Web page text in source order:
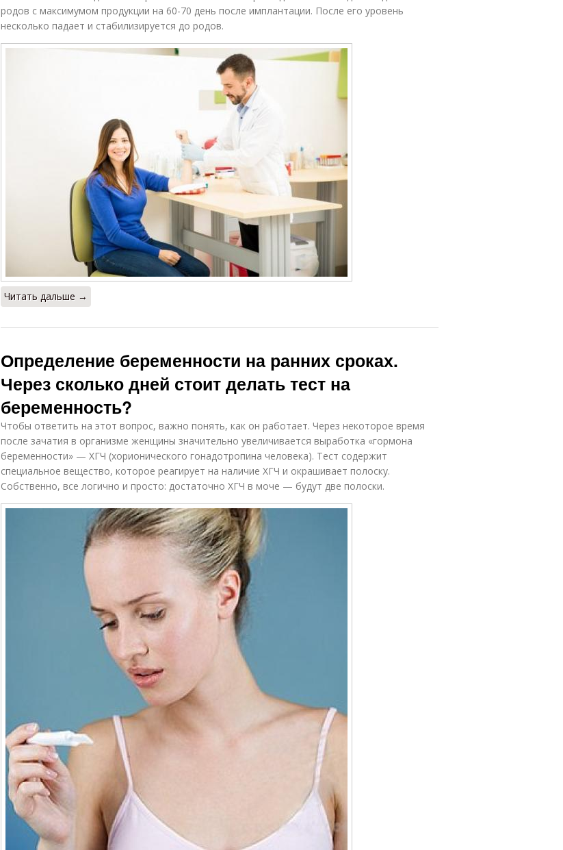
родов с максимумом продукции на 60-70 день после имплантации. После его уровень
несколько падает и стабилизируется до родов.
Читать дальше →
Определение беременности на ранних сроках.
Через сколько дней стоит делать тест на
беременность?
Чтобы ответить на этот вопрос, важно понять, как он работает. Через некоторое время
после зачатия в организме женщины значительно увеличивается выработка «гормона
беременности» — ХГЧ (хорионического гонадотропина человека). Тест содержит
специальное вещество, которое реагирует на наличие ХГЧ и окрашивает полоску.
Собственно, все логично и просто: достаточно ХГЧ в моче — будут две полоски.